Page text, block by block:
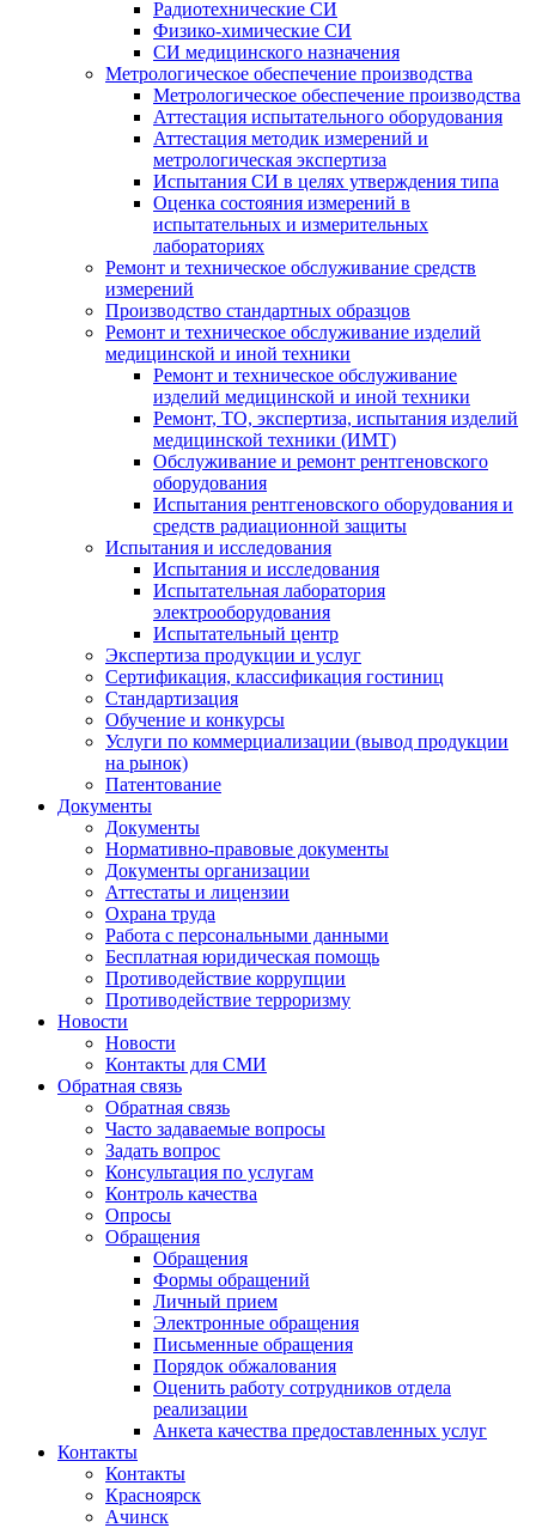
Радиотехнические СИ
Физико-химические СИ
СИ медицинского назначения
Метрологическое обеспечение производства
Метрологическое обеспечение производства
Аттестация испытательного оборудования
Аттестация методик измерений и
метрологическая экспертиза
Испытания СИ в целях утверждения типа
Оценка состояния измерений в
испытательных и измерительных
лабораториях
Ремонт и техническое обслуживание средств
измерений
Производство стандартных образцов
Ремонт и техническое обслуживание изделий
медицинской и иной техники
Ремонт и техническое обслуживание
изделий медицинской и иной техники
Ремонт, ТО, экспертиза, испытания изделий
медицинской техники (ИМТ)
Обслуживание и ремонт рентгеновского
оборудования
Испытания рентгеновского оборудования и
средств радиационной защиты
Испытания и исследования
Испытания и исследования
Испытательная лаборатория
электрооборудования
Испытательный центр
Экспертиза продукции и услуг
Сертификация, классификация гостиниц
Стандартизация
Обучение и конкурсы
Услуги по коммерциализации (вывод продукции
на рынок)
Патентование
Документы
Документы
Нормативно-правовые документы
Документы организации
Аттестаты и лицензии
Охрана труда
Работа с персональными данными
Бесплатная юридическая помощь
Противодействие коррупции
Противодействие терроризму
Новости
Новости
Контакты для СМИ
Обратная связь
Обратная связь
Часто задаваемые вопросы
Задать вопрос
Консультация по услугам
Контроль качества
Опросы
Обращения
Обращения
Формы обращений
Личный прием
Электронные обращения
Письменные обращения
Порядок обжалования
Оценить работу сотрудников отдела
реализации
Анкета качества предоставленных услуг
Контакты
Контакты
Красноярск
Ачинск